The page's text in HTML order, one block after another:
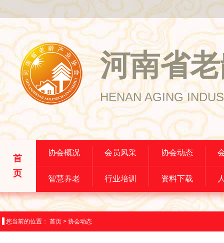
河南省
HENAN AGING
首
页
协会概况 会员风采 协会动态
智慧养老 行业培训 资料下载
您当前的位置： 首页 > 协会动态